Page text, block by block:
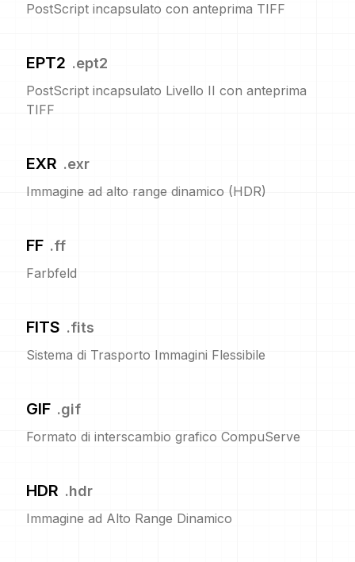
PostScript incapsulato con anteprima TIFF
EPT2 .ept2
PostScript incapsulato Livello II con anteprima
TIFF
EXR .exr
Immagine ad alto range dinamico (HDR)
FF .ff
Farbfeld
FITS .fits
Sistema di Trasporto Immagini Flessibile
GIF .gif
Formato di interscambio grafico CompuServe
HDR .hdr
Immagine ad Alto Range Dinamico